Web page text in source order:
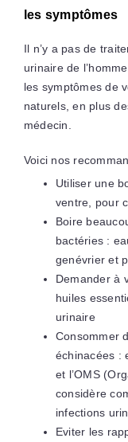
les symptômes
Il n’y a pas de
urinaire de
les symptômes de
naturels, en plus
médecin.
Voici nos
Utiliser une
ventre, pour
Boire
bactéries :
genévrier et
Demander à
huiles
urinaire
Consommer
échinacées :
et l’OMS
considère
infections
Eviter les